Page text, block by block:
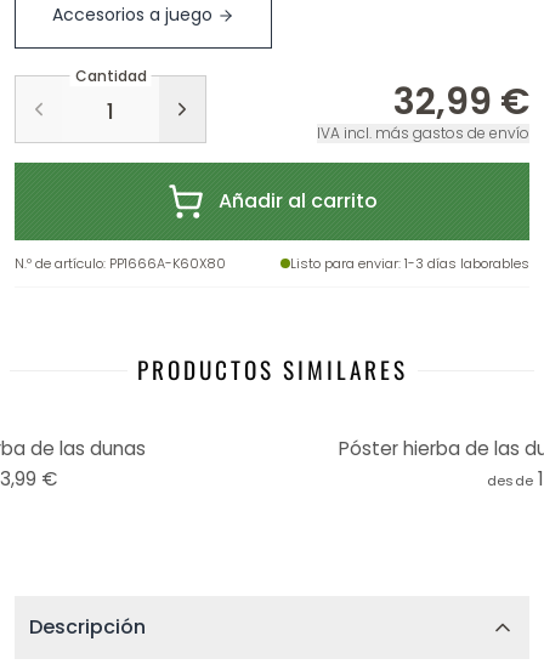
Accesorios a juego
Cantidad
32,99 €
IVA incl. más gastos de envío
Añadir al carrito
N.º de artículo: PP1666A-K60X80 Listo para enviar: 1-3 días laborables
PRODUCTOS SIMILARES
de las dunas
€
Póster hierba de las
desde
Descripción